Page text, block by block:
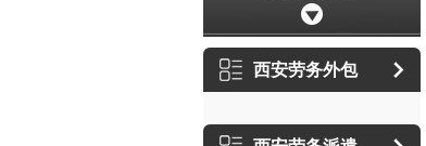
西安劳务外包